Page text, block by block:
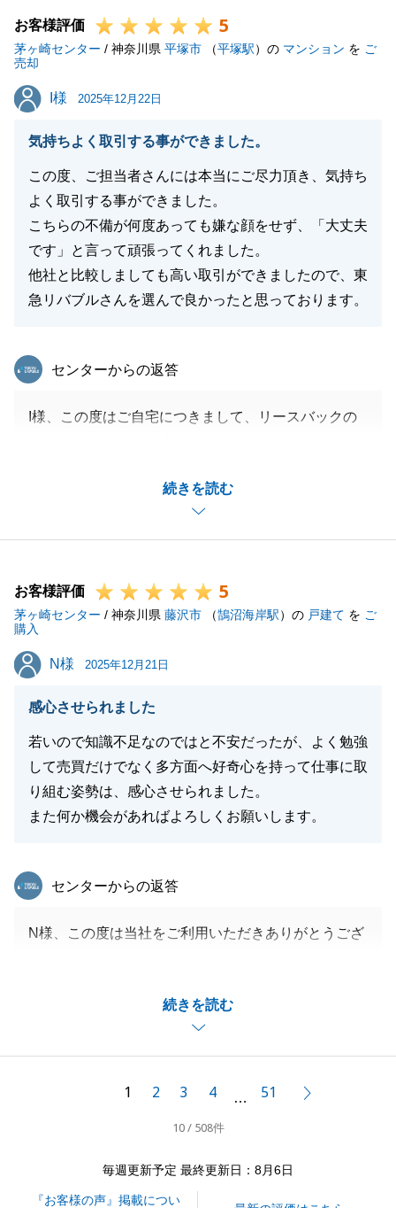
閉じる
お客様評価 5
茅ヶ崎センター / 神奈川県 平塚市 （平塚駅）の マンション を ご
売却
I様
I様 2025年12月22日
気持ちよく取引する事ができました。
この度、ご担当者さんには本当にご尽力頂き、気持ち
よく取引する事ができました。
こちらの不備が何度あっても嫌な顔をせず、「大丈夫
です」と言って頑張ってくれました。
他社と比較しましても高い取引ができましたので、東
急リバブルさんを選んで良かったと思っております。
続きを読む
東急リバブル
センターからの返答
I様、この度はご自宅につきまして、リースバックの
今後ともどうぞよろしくお願いいたします。
閉じる
お客様評価 5
茅ヶ崎センター / 神奈川県 藤沢市 （鵠沼海岸駅）の 戸建て を ご
購入
N様
N様 2025年12月21日
感心させられました
若いので知識不足なのではと不安だったが、よく勉強
して売買だけでなく多方面へ好奇心を持って仕事に取
り組む姿勢は、感心させられました。
また何か機会があればよろしくお願いします。
続きを読む
東急リバブル
センターからの返答
N様、この度は当社をご利用いただきありがとうござ
とができて良かったです。
リフォームの完成も楽しみです。時間がまだまだかか
るかと存じます、
不動産に関して何か不明点等ございましたらお申し付
1 2 3 4 … 51
10 / 508件
毎週更新予定 最終更新日：8月6日
『お客様の声』掲載につい